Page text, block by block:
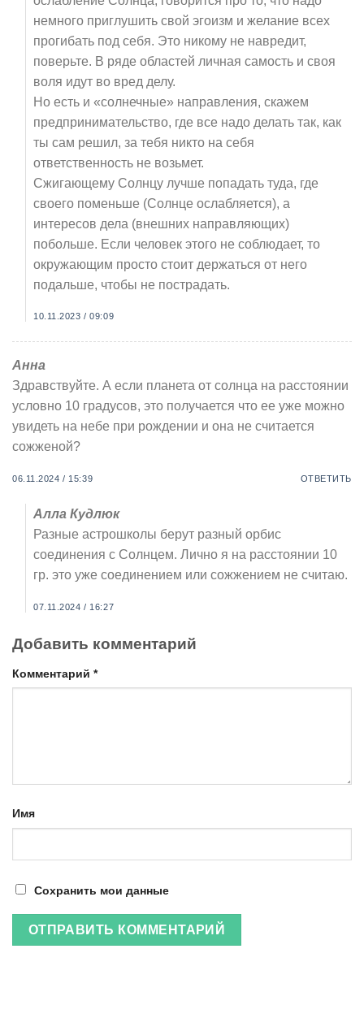
немного приглушить свой эгоизм и желание всех
прогибать под себя. Это никому не навредит,
поверьте. В ряде областей личная самость и своя
воля идут во вред делу.
Но есть и «солнечные» направления, скажем
предпринимательство, где все надо делать так, как
ты сам решил, за тебя никто на себя
ответственность не возьмет.
Сжигающему Солнцу лучше попадать туда, где
своего поменьше (Солнце ослабляется), а
интересов дела (внешних направляющих)
побольше. Если человек этого не соблюдает, то
окружающим просто стоит держаться от него
подальше, чтобы не пострадать.
10.11.2023 / 09:09
Анна
Здравствуйте. А если планета от солнца на расстоянии
условно 10 градусов, это получается что ее уже можно
увидеть на небе при рождении и она не считается
сожженой?
06.11.2024 / 15:39 ОТВЕТИТЬ
Алла Кудлюк
Разные астрошколы берут разный орбис
соединения с Солнцем. Лично я на расстоянии 10
гр. это уже соединением или сожжением не считаю.
07.11.2024 / 16:27
Добавить комментарий
Комментарий *
Имя
Сохранить мои данные